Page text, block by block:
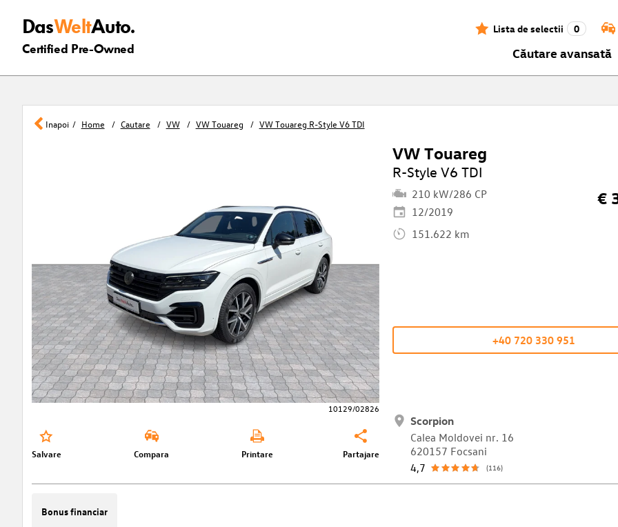
DasWeltAuto.
Certified Pre-Owned
Lista de selectii 0
Căutare avansată
Inapoi Home Cautare VW VW Touareg VW Touareg R-Style V6 TDI
10129/02826
VW Touareg
R-Style V6 TDI
210 kW/286 CP
12/2019
151.622 km
€
+40 720 330 951
Scorpion
Calea Moldovei nr. 16
620157 Focsani
4,7
(116)
Salvare Compara Printare Partajare
Bonus financiar